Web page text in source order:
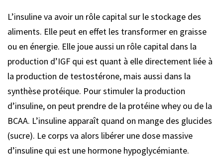
L’insuline va avoir un rôle capital sur le stockage des
aliments. Elle peut en effet les transformer en graisse
ou en énergie. Elle joue aussi un rôle capital dans la
production d’IGF qui est quant à elle directement liée à
la production de testostérone, mais aussi dans la
synthèse protéique. Pour stimuler la production
d’insuline, on peut prendre de la protéine whey ou de la
BCAA. L’insuline apparaît quand on mange des glucides
(sucre). Le corps va alors libérer une dose massive
d’insuline qui est une hormone hypoglycémiante.